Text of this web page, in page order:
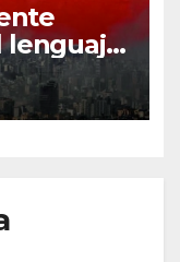
lenguaje